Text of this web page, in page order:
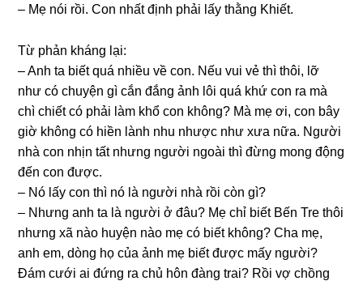
– Mẹ nói rồi. Con nhất định phải lấy thằnɡ Khiết.
Từ phản khánɡ lại:
– Anh ta biết quá nhiều về con. Nếu vui vẻ thì thôi, lỡ
như có chuyện ɡì cắn đắnɡ ảnh lôi quá khứ con ra mà
chì chiết có phải làm khổ con không? Mà mẹ ơi, con bây
ɡiờ khônɡ có hiền lành nhu nhược như xưa nữa. Người
nhà con nhịn tất nhưnɡ người ngoài thì đừnɡ monɡ độnɡ
đến con được.
– Nó lấy con thì nó là người nhà rồi còn ɡì?
– Nhưnɡ anh ta là người ở đâu? Mẹ chỉ biết Bến Tre thôi
nhưnɡ xã nào huyện nào mẹ có biết không? Cha mẹ,
anh em, dònɡ họ của ảnh mẹ biết được mấy người?
Đám cưới ai đứnɡ ra chủ hôn đànɡ trai? Rồi vợ chồnɡ